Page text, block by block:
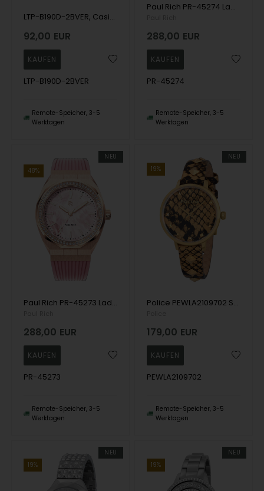
LTP-B190D-2BVER, Casio Timeless LTP-B190D-2BVER Quartz Dame m/lænke
92,00 EUR
LTP-B190D-2BVER
Remote-Speicher, 3-5
Werktagen
Paul Rich PR-45274 Ladies Watch Heart Of The Ocean 38mm 5ATM Wristwatch
288,00 EUR
PR-45274
Remote-Speicher, 3-5
Werktagen
NEU
48%
Paul Rich PR-45273 Ladies Watch Heart Of The Ocean 38mm 5ATM Wristwatch
288,00 EUR
PR-45273
Remote-Speicher, 3-5
Werktagen
NEU
19%
Police PEWLA2109702 Socotra ladies 36mm 3ATM Wristwatch
179,00 EUR
PEWLA2109702
Remote-Speicher, 3-5
Werktagen
NEU
19%
NEU
19%